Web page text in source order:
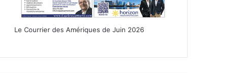
Le Courrier des Amériques de Juin 2026